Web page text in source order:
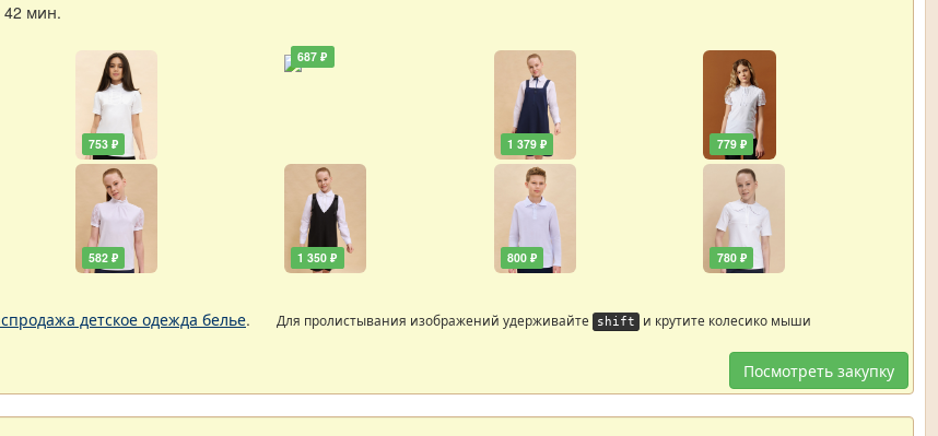
42 мин.
753 ₽
582 ₽
687 ₽
1 350 ₽
1 379 ₽
800 ₽
779 ₽
780 ₽
детское одежда белье. Для пролистывания изображений удерживайте shift и крутите колесико мыши
Посмотреть закупку